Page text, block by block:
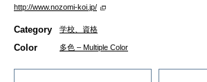
http://www.nozomi-koi.jp/
Category 学校、資格
Color 多色 – Multiple Color